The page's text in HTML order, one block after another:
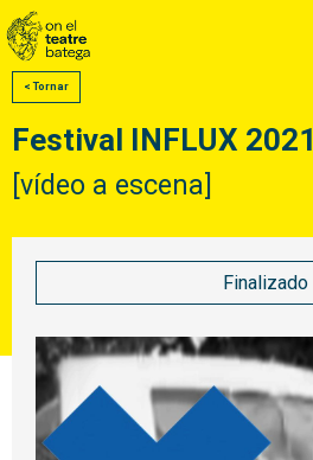
< Tornar
Festival INFLUX 2021
[vídeo a escena]
Finalizado